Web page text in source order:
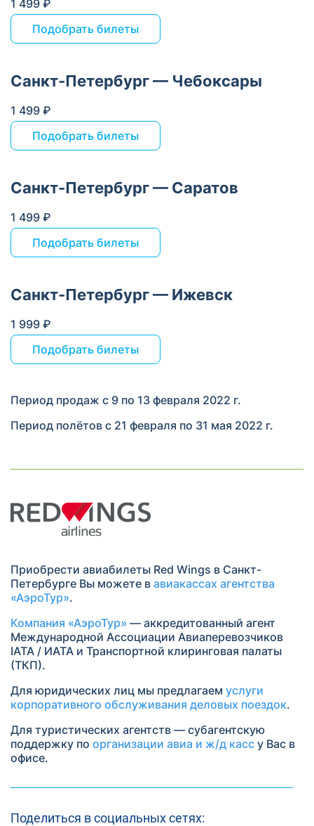
1 499 ₽
Подобрать билеты
Санкт-Петербург — Чебоксары
1 499 ₽
Подобрать билеты
Санкт-Петербург — Саратов
1 499 ₽
Подобрать билеты
Санкт-Петербург — Ижевск
1 999 ₽
Подобрать билеты
Период продаж с 9 по 13 февраля 2022 г.
Период полётов с 21 февраля по 31 мая 2022 г.
Приобрести авиабилеты Red Wings в Санкт-
Петербурге Вы можете в авиакассах агентства
«АэроТур».
Компания «АэроТур» — аккредитованный агент
Международной Ассоциации Авиаперевозчиков
IATA / ИАТА и Транспортной клиринговая палаты
(ТКП).
Для юридических лиц мы предлагаем услуги
корпоративного обслуживания деловых поездок.
Для туристических агентств — субагентскую
поддержку по организации авиа и ж/д касс у Вас в
офисе.
Поделиться в социальных сетях: